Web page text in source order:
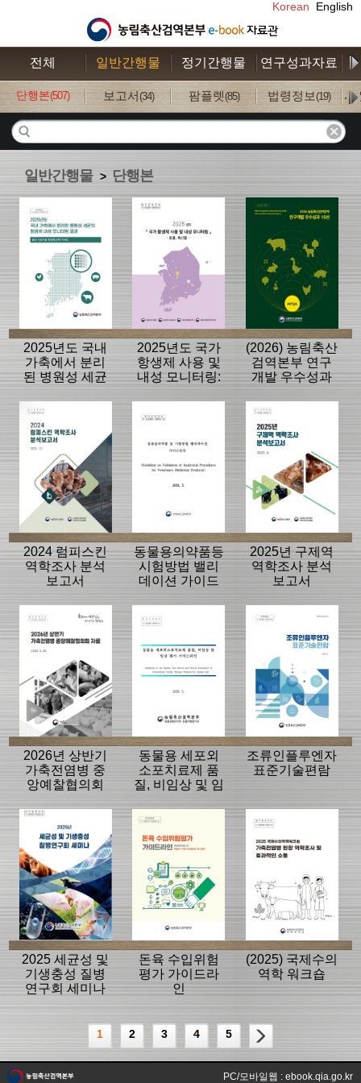
Korean English
전체 일반간행물 정기간행물 연구성과자료
단행본(507) 보고서 (34) 팜플렛 (85) 법령정보(19) 사
일반간행물 > 단행본
2025년도 국내
가축에서 분리
된 병원성 세균
모니터링 결과
2025년도 국가
항생제 사용 및
내성 모니터링:
(2026) 농림축산
검역본부 연구
개발 우수성과
2024 럼피스킨
역학조사 분석
보고서
동물용의약품등
시험방법 밸리
데이션 가이드
2025년 구제역
역학조사 분석
보고서
2026년 상반기
가축전염병 중
앙예찰협의회
동물용 세포외
소포치료제 품
질, 비임상 및 임
라인
조류인플루엔자
표준기술편람
2025 세균성 및
기생충성 질병
연구회 세미나
돈육 수입위험
평가 가이드라
인
(2025) 국제수의
역학 워크숍
1 2 3 4 5
PC/모바일웹 : ebook.qia.go.kr